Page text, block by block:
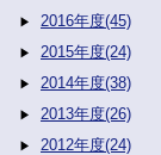
2016年度(45)
2015年度(24)
2014年度(38)
2013年度(26)
2012年度(24)